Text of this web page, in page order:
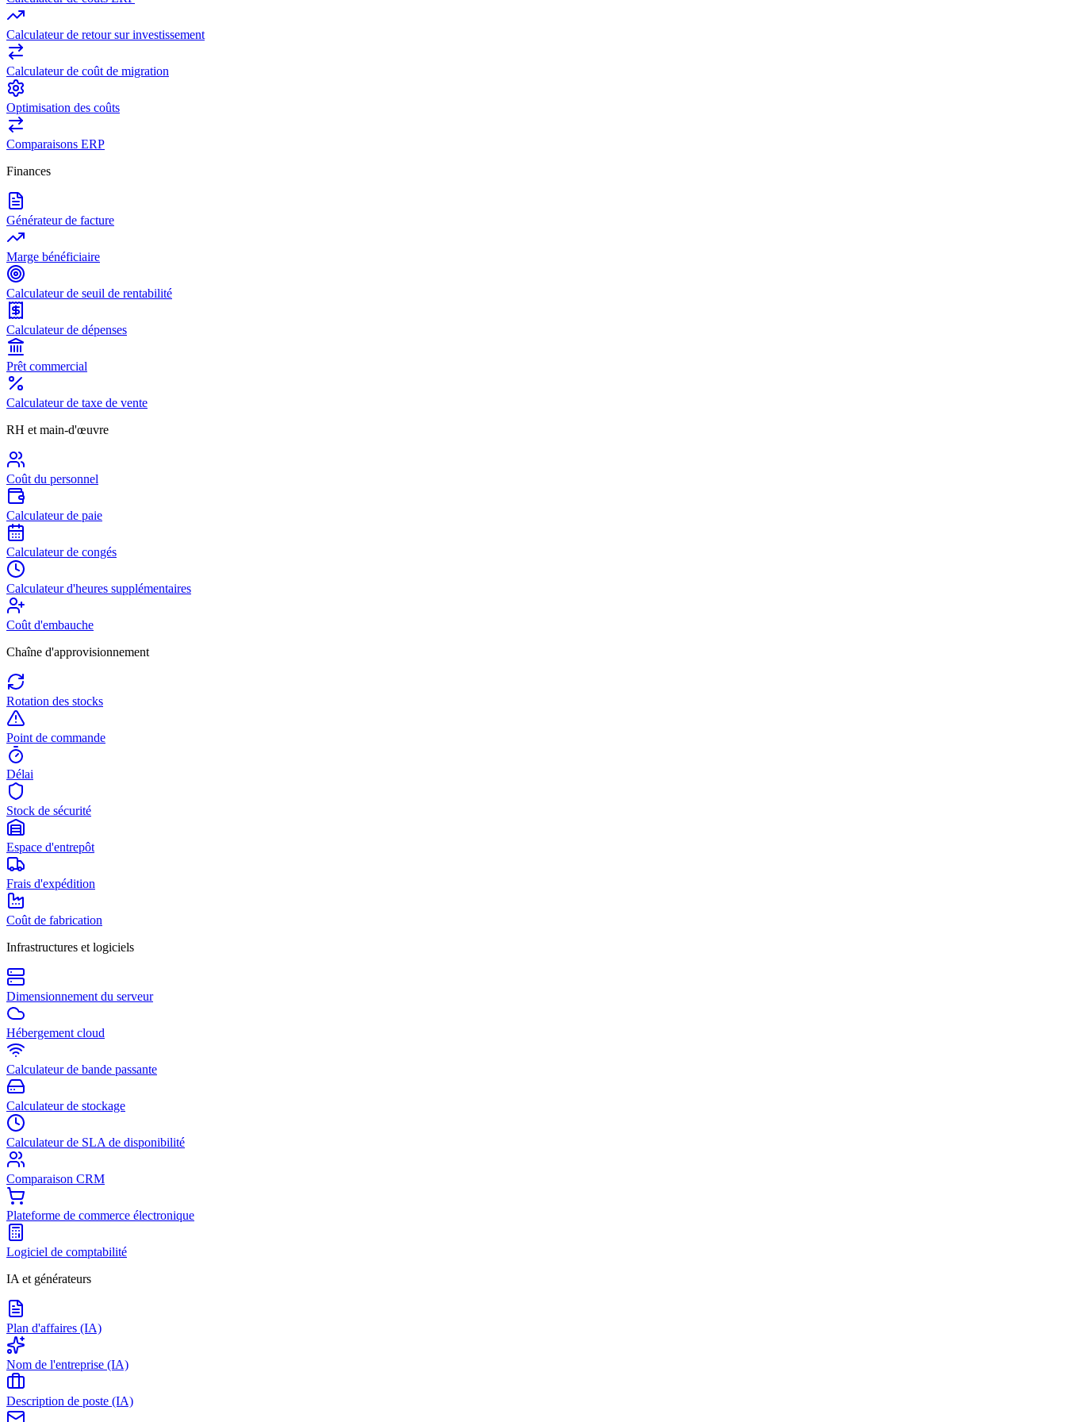
Calculateur de retour sur investissement
Calculateur de coût de migration
Optimisation des coûts
Comparaisons ERP
Finances
Générateur de facture
Marge bénéficiaire
Calculateur de seuil de rentabilité
Calculateur de dépenses
Prêt commercial
Calculateur de taxe de vente
RH et main-d'œuvre
Coût du personnel
Calculateur de paie
Calculateur de congés
Calculateur d'heures supplémentaires
Coût d'embauche
Chaîne d'approvisionnement
Rotation des stocks
Point de commande
Délai
Stock de sécurité
Espace d'entrepôt
Frais d'expédition
Coût de fabrication
Infrastructures et logiciels
Dimensionnement du serveur
Hébergement cloud
Calculateur de bande passante
Calculateur de stockage
Calculateur de SLA de disponibilité
Comparaison CRM
Plateforme de commerce électronique
Logiciel de comptabilité
IA et générateurs
Plan d'affaires (IA)
Nom de l'entreprise (IA)
Description de poste (IA)